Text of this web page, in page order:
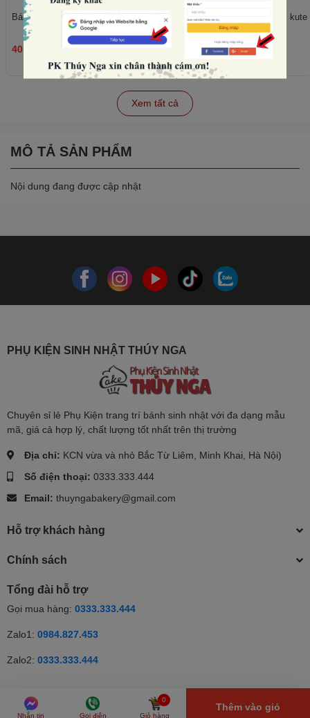
Bánh quy tim hồng mix mẫu (180gam).
40.000₫
Set nặn mặt, chân, tay kute
45.000₫
Xem tất cả
MÔ TẢ SẢN PHẨM
Nội dung đang được cập nhật
PHỤ KIỆN SINH NHẬT THÚY NGA
Chuyên sỉ lẻ Phụ Kiện trang trí bánh sinh nhật với đa dạng mẫu
mã, giá cả hợp lý, chất lượng tốt nhất trên thị trường
Địa chỉ: KCN vừa và nhỏ Bắc Từ Liêm, Minh Khai, Hà Nội)
Số điện thoại: 0333.333.444
Email: thuyngabakery@gmail.com
Hỗ trợ khách hàng
Chính sách
Tổng đài hỗ trợ
Gọi mua hàng: 0333.333.444
Zalo1: 0984.827.453
Zalo2: 0333.333.444
© Bản quyền thuộc về Thúy Nga | Cung cấp bởi Sapo | Cung cấp
bởiSapo
Nhắn tin Gọi điện
0
Giỏ hàng
Thêm vào giỏ